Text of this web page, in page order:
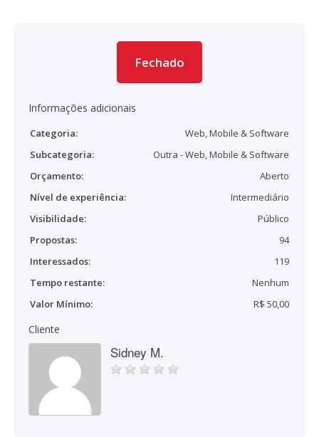
Fechado
Informações adicionais
Categoria:
Web, Mobile & Software
Subcategoria:
Outra - Web, Mobile & Software
Orçamento:
Aberto
Nível de experiência:
Intermediário
Visibilidade:
Público
Propostas:
94
Interessados:
119
Tempo restante:
Nenhum
Valor Mínimo:
R$ 50,00
Cliente
Sidney M.